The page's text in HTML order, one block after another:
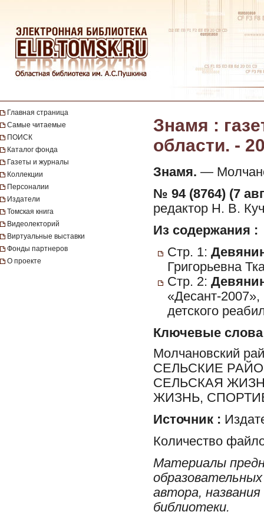
Главная страница
Самые читаемые
ПОИСК
Каталог фонда
Газеты и журналы
Коллекции
Персоналии
Издатели
Томская книга
Видеолекторий
Виртуальные выставки
Фонды партнеров
О проекте
Знамя :
области. -
Знамя. —
№ 94 (8764) (7
редактор Н. В.
Из содержания :
Стр. 1:
Григорьевна
Стр. 2:
«Десант-
детского
Ключевые слова
Молчановский
СЕЛЬСКИЕ
СЕЛЬСКАЯ
ЖИЗНЬ,
Источник :
Количество
Материалы
автора,
библиотеки.